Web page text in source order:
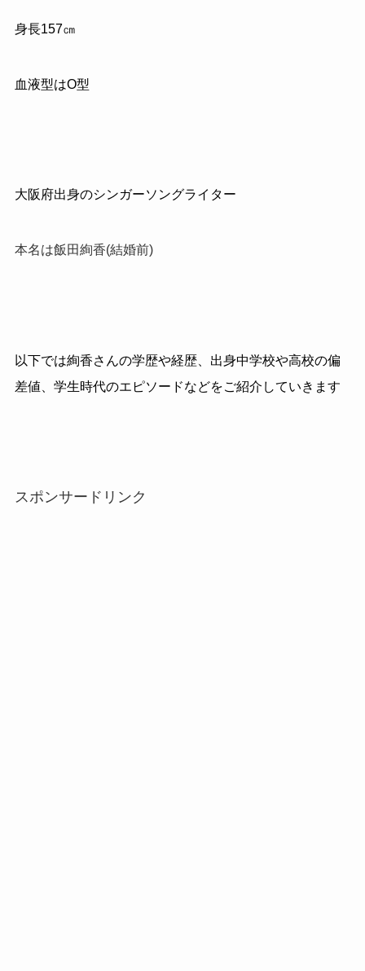
身長157㎝
血液型はO型
大阪府出身のシンガーソングライター
本名は飯田絢香(結婚前)
以下では絢香さんの学歴や経歴、出身中学校や高校の偏
差値、学生時代のエピソードなどをご紹介していきます
スポンサードリンク